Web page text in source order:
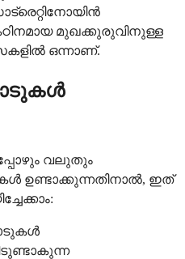
കഠിനമായ മുഖക്കുരുവിനുള്ള
ഒന്നാണ്.
വലുതും
ഉണ്ടാക്കുന്നതിനാൽ, ഇത്